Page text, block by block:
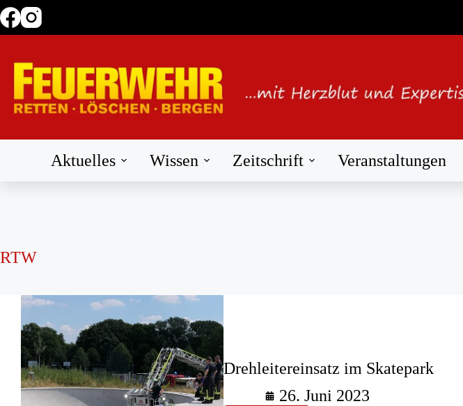
Zum
Inhalt
Aktuelles Wissen Zeitschrift Veranstaltungen
RTW
Drehleitereinsatz im Skatepark
26. Juni 2023